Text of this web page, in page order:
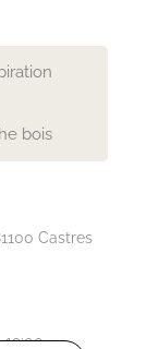
bois
Castres
19:00